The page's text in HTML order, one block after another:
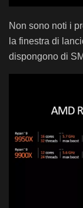
Non sono noti i
la finestra di
dispongono di